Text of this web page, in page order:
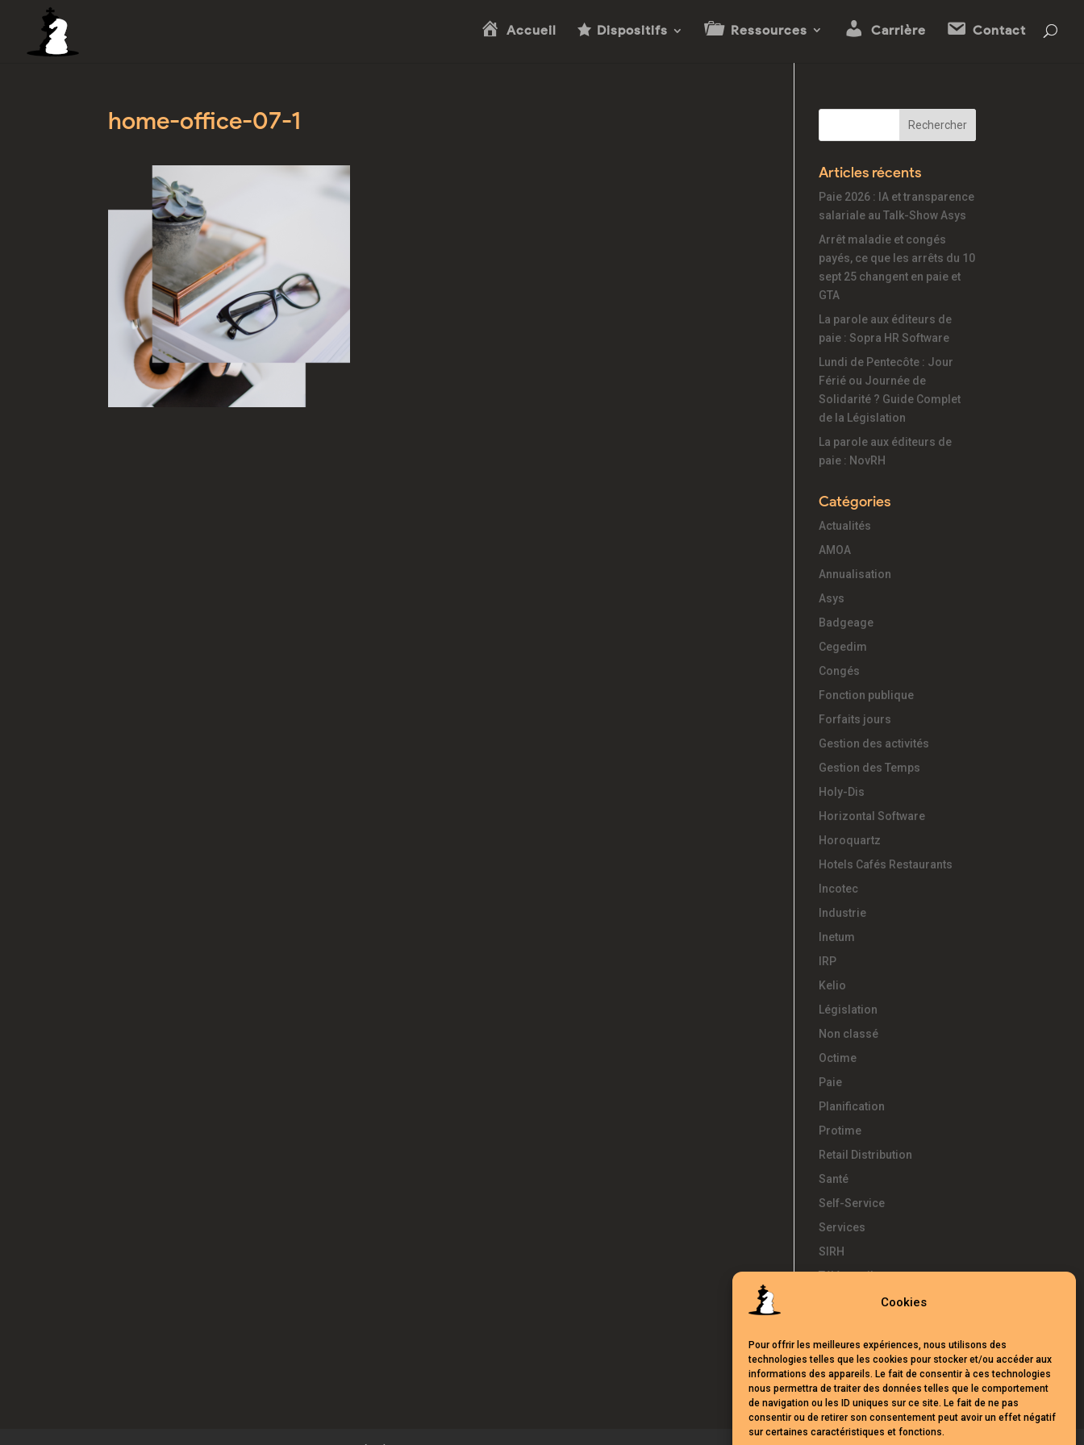
Cookies
Pour offrir les meilleures expériences, nous utilisons des
technologies telles que les cookies pour stocker et/ou accéder aux
informations des appareils. Le fait de consentir à ces technologies
nous permettra de traiter des données telles que le comportement
de navigation ou les ID uniques sur ce site. Le fait de ne pas
consentir ou de retirer son consentement peut avoir un effet négatif
sur certaines caractéristiques et fonctions.
Accueil Dispositifs Ressources Carrière Contact
home-office-07-1
Articles récents
Paie 2026 : IA et transparence
salariale au Talk-Show Asys
Arrêt maladie et congés
payés, ce que les arrêts du 10
sept 25 changent en paie et
GTA
La parole aux éditeurs de
paie : Sopra HR Software
Lundi de Pentecôte : Jour
Férié ou Journée de
Solidarité ? Guide Complet
de la Législation
La parole aux éditeurs de
paie : NovRH
Catégories
Actualités
AMOA
Annualisation
Asys
Badgeage
Cegedim
Congés
Fonction publique
Forfaits jours
Gestion des activités
Gestion des Temps
Holy-Dis
Horizontal Software
Horoquartz
Hotels Cafés Restaurants
Incotec
Industrie
Inetum
IRP
Kelio
Législation
Non classé
Octime
Paie
Planification
Protime
Retail Distribution
Santé
Self-Service
Services
SIRH
Télétravail
Témoignages
UKG
Webinars